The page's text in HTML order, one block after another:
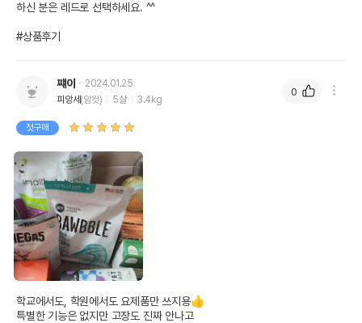
하신 분은 레드로 선택하세요. ^^
#상품후기
쨰이
2024.01.25
피앙세 (암컷) 5살 3.4kg
첫구매
학교에서도, 학원에서도 요제품만 쓰지용👍
특별한 기능은 없지만 고장도 진짜 안나고
0